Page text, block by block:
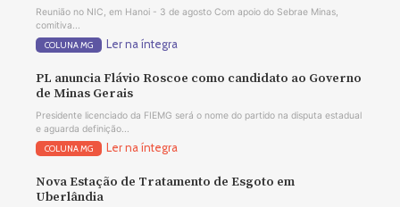
Reunião no NIC, em Hanoi - 3 de agosto Com apoio do Sebrae Minas,
comitiva...
COLUNA MG Ler na íntegra
PL anuncia Flávio Roscoe como candidato ao Governo
de Minas Gerais
Presidente licenciado da FIEMG será o nome do partido na disputa estadual
e aguarda definição...
COLUNA MG Ler na íntegra
Nova Estação de Tratamento de Esgoto em
Uberlândia